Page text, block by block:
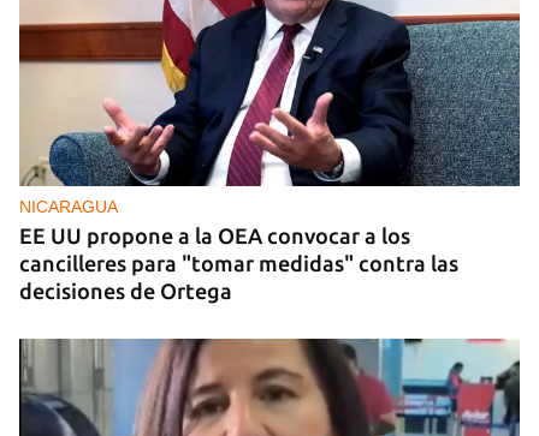
NICARAGUA
EE UU propone a la OEA convocar a los
cancilleres para "tomar medidas" contra las
decisiones de Ortega